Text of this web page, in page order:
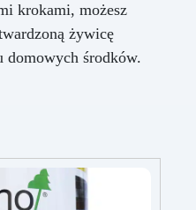
krokami, możesz
żywicę
domowych środków.